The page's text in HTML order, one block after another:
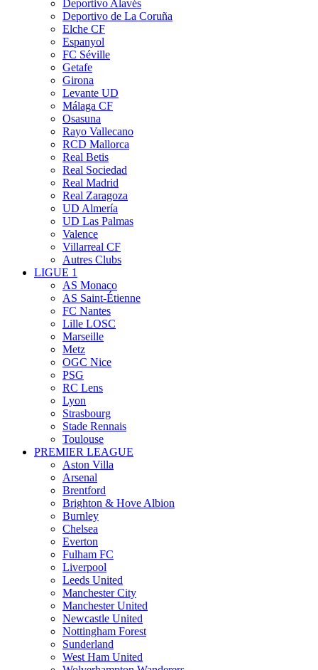
Deportivo Alavés
Deportivo de La Coruña
Elche CF
Espanyol
FC Séville
Getafe
Girona
Levante UD
Málaga CF
Osasuna
Rayo Vallecano
RCD Mallorca
Real Betis
Real Sociedad
Real Madrid
Real Zaragoza
UD Almería
UD Las Palmas
Valence
Villarreal CF
Autres Clubs
LIGUE 1
AS Monaco
AS Saint-Étienne
FC Nantes
Lille LOSC
Marseille
Metz
OGC Nice
PSG
RC Lens
Lyon
Strasbourg
Stade Rennais
Toulouse
PREMIER LEAGUE
Aston Villa
Arsenal
Brentford
Brighton & Hove Albion
Burnley
Chelsea
Everton
Fulham FC
Liverpool
Leeds United
Manchester City
Manchester United
Newcastle United
Nottingham Forest
Sunderland
West Ham United